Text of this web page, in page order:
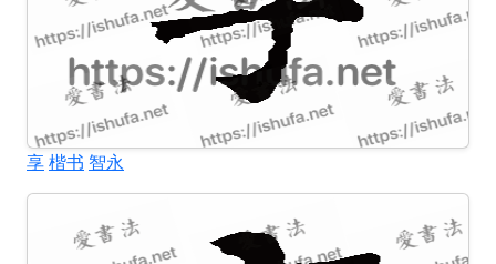
享楷书 智永